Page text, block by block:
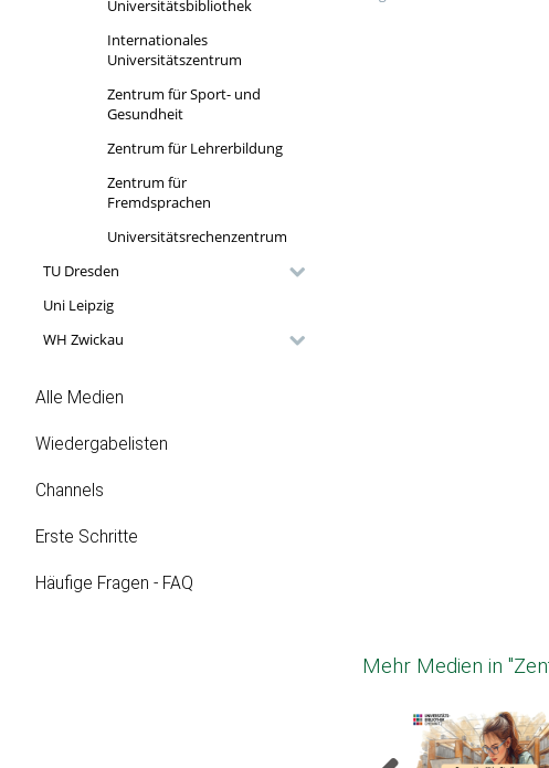
Universitätsbibliothek
Internationales
Universitätszentrum
Zentrum für Sport- und
Gesundheit
Zentrum für Lehrerbildung
Zentrum für
Fremdsprachen
Universitätsrechenzentrum
TU Dresden
Uni Leipzig
WH Zwickau
Alle Medien
Wiedergabelisten
Channels
Erste Schritte
Häufige Fragen - FAQ
Mehr Medien in